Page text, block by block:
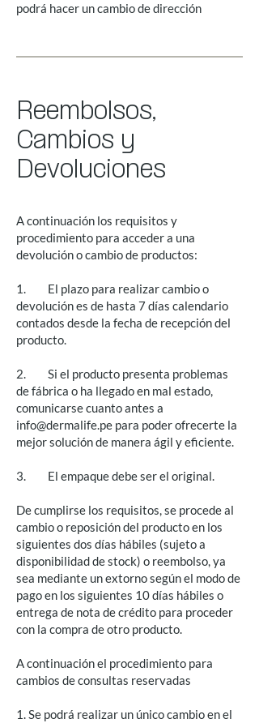
podrá hacer un cambio de dirección
Reembolsos,
Cambios y
Devoluciones
A continuación los requisitos y
procedimiento para acceder a una
devolución o cambio de productos:
1. El plazo para realizar cambio o
devolución es de hasta 7 días calendario
contados desde la fecha de recepción del
producto.
2. Si el producto presenta problemas
de fábrica o ha llegado en mal estado,
comunicarse cuanto antes a
info@dermalife.pe para poder ofrecerte la
mejor solución de manera ágil y eficiente.
3. El empaque debe ser el original.
De cumplirse los requisitos, se procede al
cambio o reposición del producto en los
siguientes dos días hábiles (sujeto a
disponibilidad de stock) o reembolso, ya
sea mediante un extorno según el modo de
pago en los siguientes 10 días hábiles o
entrega de nota de crédito para proceder
con la compra de otro producto.
A continuación el procedimiento para
cambios de consultas reservadas
1. Se podrá realizar un único cambio en el